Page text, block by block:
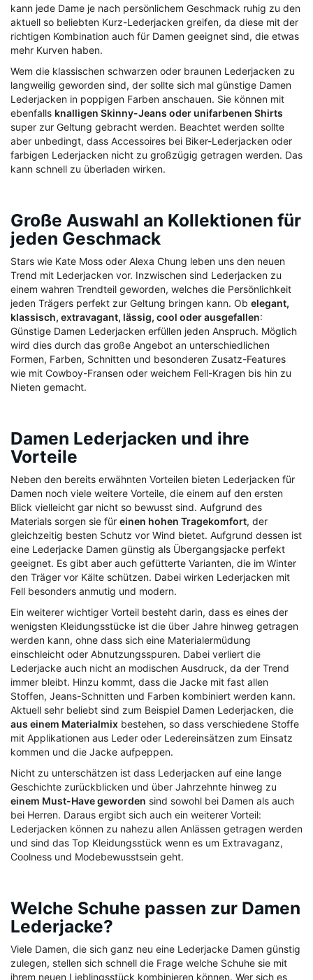
kann jede Dame je nach persönlichem Geschmack ruhig zu den
aktuell so beliebten Kurz-Lederjacken greifen, da diese mit der
richtigen Kombination auch für Damen geeignet sind, die etwas
mehr Kurven haben.
Wem die klassischen schwarzen oder braunen Lederjacken zu
langweilig geworden sind, der sollte sich mal günstige Damen
Lederjacken in poppigen Farben anschauen. Sie können mit
ebenfalls knalligen Skinny-Jeans oder unifarbenen Shirts
super zur Geltung gebracht werden. Beachtet werden sollte
aber unbedingt, dass Accessoires bei Biker-Lederjacken oder
farbigen Lederjacken nicht zu großzügig getragen werden. Das
kann schnell zu überladen wirken.
Große Auswahl an Kollektionen für
jeden Geschmack
Stars wie Kate Moss oder Alexa Chung leben uns den neuen
Trend mit Lederjacken vor. Inzwischen sind Lederjacken zu
einem wahren Trendteil geworden, welches die Persönlichkeit
jeden Trägers perfekt zur Geltung bringen kann. Ob elegant,
klassisch, extravagant, lässig, cool oder ausgefallen:
Günstige Damen Lederjacken erfüllen jeden Anspruch. Möglich
wird dies durch das große Angebot an unterschiedlichen
Formen, Farben, Schnitten und besonderen Zusatz-Features
wie mit Cowboy-Fransen oder weichem Fell-Kragen bis hin zu
Nieten gemacht.
Damen Lederjacken und ihre
Vorteile
Neben den bereits erwähnten Vorteilen bieten Lederjacken für
Damen noch viele weitere Vorteile, die einem auf den ersten
Blick vielleicht gar nicht so bewusst sind. Aufgrund des
Materials sorgen sie für einen hohen Tragekomfort, der
gleichzeitig besten Schutz vor Wind bietet. Aufgrund dessen ist
eine Lederjacke Damen günstig als Übergangsjacke perfekt
geeignet. Es gibt aber auch gefütterte Varianten, die im Winter
den Träger vor Kälte schützen. Dabei wirken Lederjacken mit
Fell besonders anmutig und modern.
Ein weiterer wichtiger Vorteil besteht darin, dass es eines der
wenigsten Kleidungsstücke ist die über Jahre hinweg getragen
werden kann, ohne dass sich eine Materialermüdung
einschleicht oder Abnutzungsspuren. Dabei verliert die
Lederjacke auch nicht an modischen Ausdruck, da der Trend
immer bleibt. Hinzu kommt, dass die Jacke mit fast allen
Stoffen, Jeans-Schnitten und Farben kombiniert werden kann.
Aktuell sehr beliebt sind zum Beispiel Damen Lederjacken, die
aus einem Materialmix bestehen, so dass verschiedene Stoffe
mit Applikationen aus Leder oder Ledereinsätzen zum Einsatz
kommen und die Jacke aufpeppen.
Nicht zu unterschätzen ist dass Lederjacken auf eine lange
Geschichte zurückblicken und über Jahrzehnte hinweg zu
einem Must-Have geworden sind sowohl bei Damen als auch
bei Herren. Daraus ergibt sich auch ein weiterer Vorteil:
Lederjacken können zu nahezu allen Anlässen getragen werden
und sind das Top Kleidungsstück wenn es um Extravaganz,
Coolness und Modebewusstsein geht.
Welche Schuhe passen zur Damen
Lederjacke?
Viele Damen, die sich ganz neu eine Lederjacke Damen günstig
zulegen, stellen sich schnell die Frage welche Schuhe sie mit
ihrem neuen Lieblingsstück kombinieren können. Wer sich es